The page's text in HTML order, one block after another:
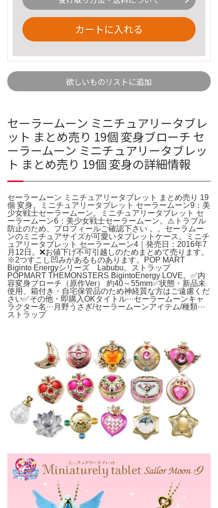
カートに入れる
欲しいものリストに追加
セーラームーン ミニチュアリータブレ
ット まとめ売り 19個 変身ブローチ セ
ーラームーン ミニチュアリータブレッ
ト まとめ売り 19個 変身の詳細情報
セーラームーン ミニチュアリータブレット まとめ売り 19
個 変身。ミニチュアリータブレット セーラームーン9：美
少女戦士セーラームーン。ミニチュアリータブレット セ
ーラームーン6：美少女戦士セーラームーン。⚠️トラブル
防止のため、プロフィールご確認下さい 。。セーラムー
ンのミニチュアサイズが可愛いタブレットケース。ミニチ
ュアリータブレット セーラームーン4｜発売日：2016年7
月12日。❌お値下げ不可引越しのためまとめて売ります。
※2つすこし凹みがあるものあります。POP MART
Biginto Energyシリーズ Labubu。ストラップ
POPMART THEMONSTERS BigintoEnergy LOVE。✅内
容変身ブローチ（原作Ver） 約40～55mm✅状態・新品未
使用、箱付き・自宅保管品のため神経質な方はご遠慮くだ
さい✅その他・即購入OKタイトル···セーラームーンキャ
ラクター名···月野うさぎ/セーラームーンアイテム/種類···
ストラップ